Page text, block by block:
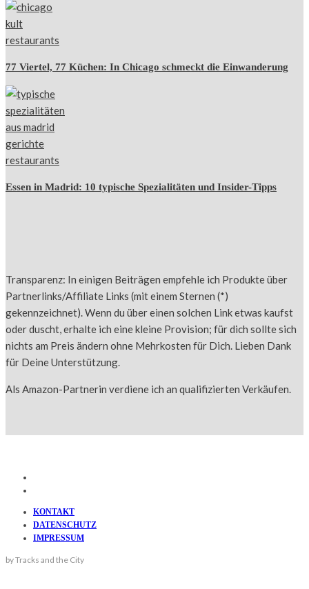
77 Viertel, 77 Küchen: In Chicago schmeckt die Einwanderung
Essen in Madrid: 10 typische Spezialitäten und Insider-Tipps
Transparenz: In einigen Beiträgen empfehle ich Produkte über
Partnerlinks/Affiliate Links (mit einem Sternen (*)
gekennzeichnet). Wenn du über einen solchen Link etwas kaufst
oder duscht, erhalte ich eine kleine Provision; für dich sollte sich
nichts am Preis ändern ohne Mehrkosten für Dich. Lieben Dank
für Deine Unterstützung.
Als Amazon-Partnerin verdiene ich an qualifizierten Verkäufen.
KONTAKT
DATENSCHUTZ
IMPRESSUM
by Tracks and the City